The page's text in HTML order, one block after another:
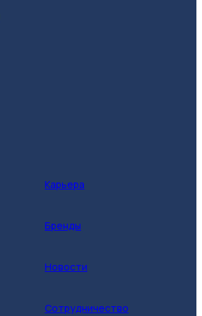
Карьера
Бренды
Новости
Сотрудничество